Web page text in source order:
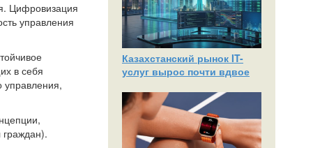
Цифровизация
управления
в себя
управления,
Казахстанский рынок IT-
услуг вырос почти вдвое